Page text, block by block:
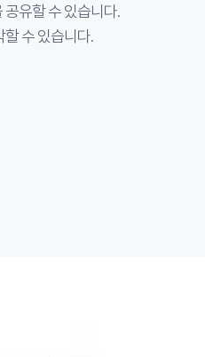
유할 수 있습니다.
수 있습니다.